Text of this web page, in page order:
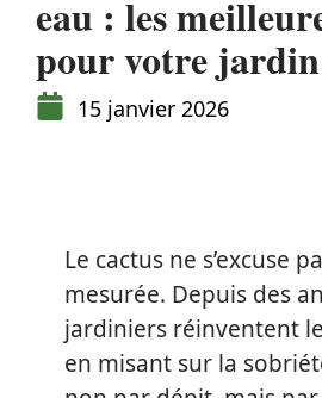
eau : les
pour votre jardin
15 janvier 2026
Le cactus ne s’excuse
mesurée. Depuis des
jardiniers réinventent
en misant sur la